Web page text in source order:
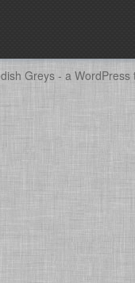
Greys - aWordPress